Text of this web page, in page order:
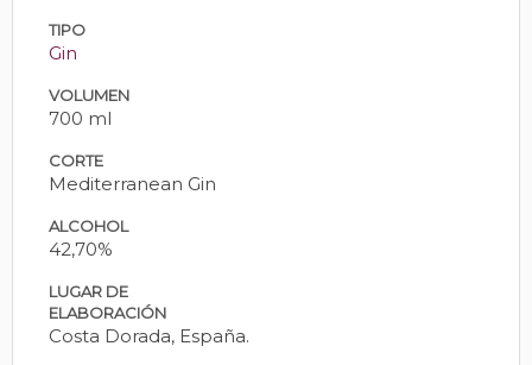
TIPO
Gin
VOLUMEN
700 ml
CORTE
Mediterranean Gin
ALCOHOL
42,70%
LUGAR DE
ELABORACIÓN
Costa Dorada, España.